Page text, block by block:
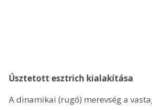
Úsztetott esztrich kialakítása
A dinamikai (rugó) merevség a